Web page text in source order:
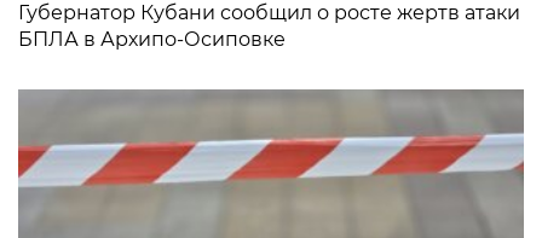
Губернатор Кубани сообщил о росте жертв атаки
БПЛА в Архипо-Осиповке